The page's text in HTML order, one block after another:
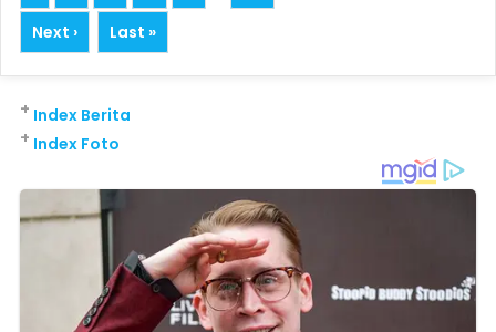
Next ›
Last »
Index Berita
+
Index Foto
+